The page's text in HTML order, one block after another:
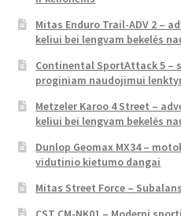
Mitas Enduro Trail-ADV 2 –
keliui bei lengvam bekelės
Continental SportAttack 5 –
proginiam naudojimui
Metzeler Karoo 4 Street –
keliui bei lengvam bekelės
Dunlop Geomax MX34 –
vidutinio kietumo dangai
Mitas Street Force –